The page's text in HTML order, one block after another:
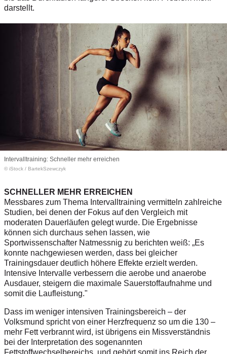
darstellt.
Intervalltraining: Schneller mehr erreichen
© iStock / BartekSzewczyk
SCHNELLER MEHR ERREICHEN
Messbares zum Thema Intervalltraining vermitteln zahlreiche
Studien, bei denen der Fokus auf den Vergleich mit
moderaten Dauerläufen gelegt wurde. Die Ergebnisse
können sich durchaus sehen lassen, wie
Sportwissenschafter Natmessnig zu berichten weiß: „Es
konnte nachgewiesen werden, dass bei gleicher
Trainingsdauer deutlich höhere Effekte erzielt werden.
Intensive Intervalle verbessern die aerobe und anaerobe
Ausdauer, steigern die maximale Sauerstoffaufnahme und
somit die Laufleistung."
Dass im weniger intensiven Trainingsbereich – der
Volksmund spricht von einer Herzfrequenz so um die 130 –
mehr Fett verbrannt wird, ist übrigens ein Missverständnis
bei der Interpretation des sogenannten